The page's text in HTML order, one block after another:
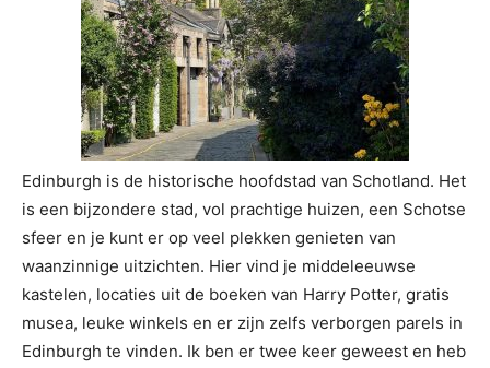
Edinburgh is de historische hoofdstad van Schotland. Het
is een bijzondere stad, vol prachtige huizen, een Schotse
sfeer en je kunt er op veel plekken genieten van
waanzinnige uitzichten. Hier vind je middeleeuwse
kastelen, locaties uit de boeken van Harry Potter, gratis
musea, leuke winkels en er zijn zelfs verborgen parels in
Edinburgh te vinden. Ik ben er twee keer geweest en heb